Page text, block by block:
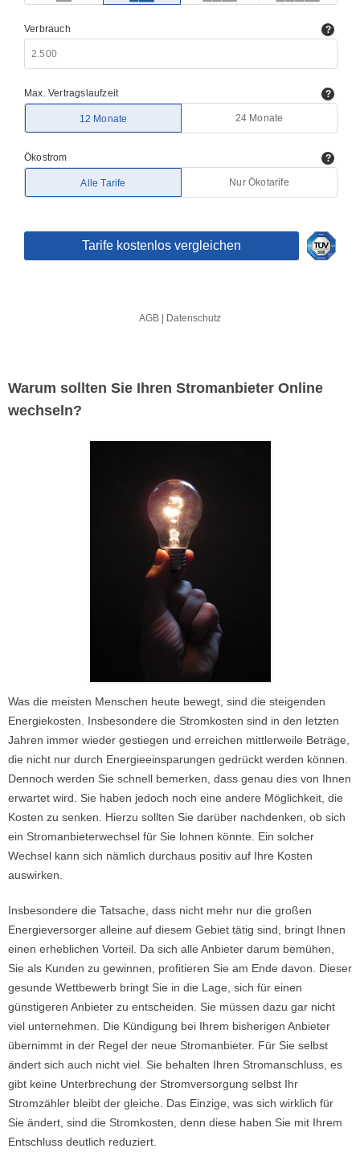
Warum sollten Sie Ihren Stromanbieter Online
wechseln?
Was die meisten Menschen heute bewegt, sind die steigenden
Energiekosten. Insbesondere die Stromkosten sind in den letzten
Jahren immer wieder gestiegen und erreichen mittlerweile Beträge,
die nicht nur durch Energieeinsparungen gedrückt werden können.
Dennoch werden Sie schnell bemerken, dass genau dies von Ihnen
erwartet wird. Sie haben jedoch noch eine andere Möglichkeit, die
Kosten zu senken. Hierzu sollten Sie darüber nachdenken, ob sich
ein Stromanbieterwechsel für Sie lohnen könnte. Ein solcher
Wechsel kann sich nämlich durchaus positiv auf Ihre Kosten
auswirken.
Insbesondere die Tatsache, dass nicht mehr nur die großen
Energieversorger alleine auf diesem Gebiet tätig sind, bringt Ihnen
einen erheblichen Vorteil. Da sich alle Anbieter darum bemühen,
Sie als Kunden zu gewinnen, profitieren Sie am Ende davon. Dieser
gesunde Wettbewerb bringt Sie in die Lage, sich für einen
günstigeren Anbieter zu entscheiden. Sie müssen dazu gar nicht
viel unternehmen. Die Kündigung bei Ihrem bisherigen Anbieter
übernimmt in der Regel der neue Stromanbieter. Für Sie selbst
ändert sich auch nicht viel. Sie behalten Ihren Stromanschluss, es
gibt keine Unterbrechung der Stromversorgung selbst Ihr
Stromzähler bleibt der gleiche. Das Einzige, was sich wirklich für
Sie ändert, sind die Stromkosten, denn diese haben Sie mit Ihrem
Entschluss deutlich reduziert.